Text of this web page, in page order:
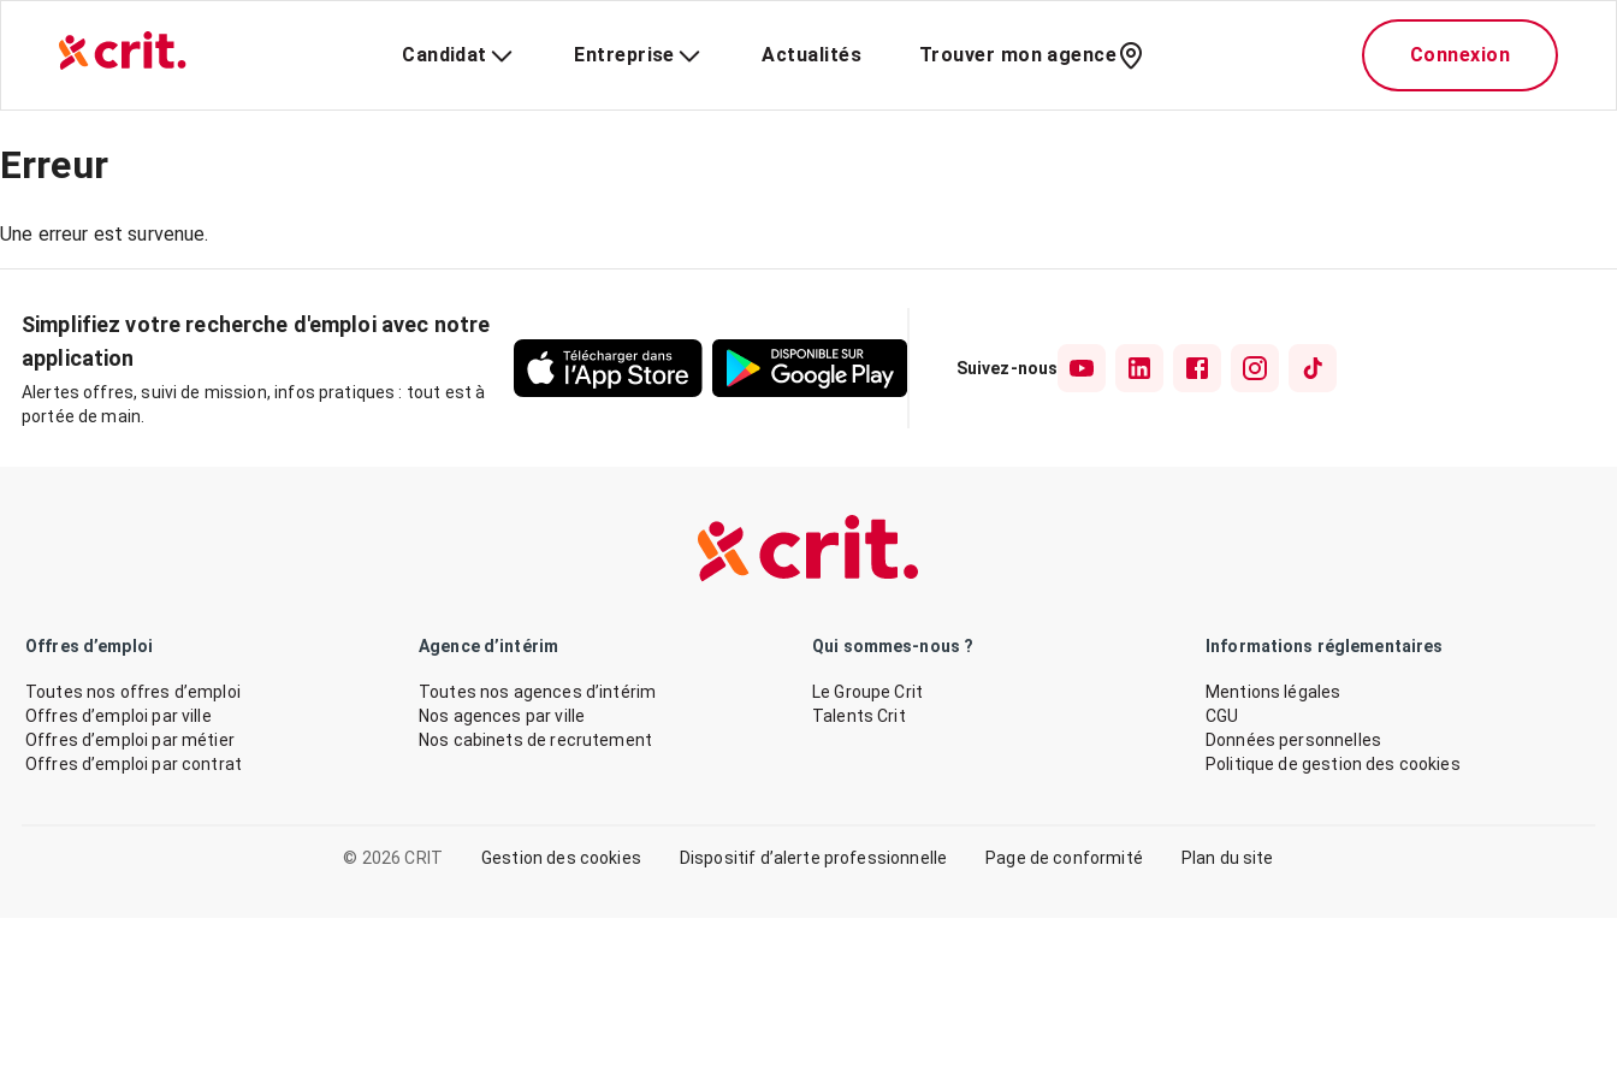
Candidat Entreprise Actualités Trouver mon agence Connexion
Erreur
Une erreur est survenue.
Simplifiez votre recherche d'emploi avec notre
application
Alertes offres, suivi de mission, infos pratiques : tout est à
portée de main.
Suivez-nous
Offres d’emploi
Toutes nos offres d’emploi
Offres d’emploi par ville
Offres d’emploi par métier
Offres d’emploi par contrat
Agence d’intérim
Toutes nos agences d’intérim
Nos agences par ville
Nos cabinets de recrutement
Qui sommes-nous ?
Le Groupe Crit
Talents Crit
Informations réglementaires
Mentions légales
CGU
Données personnelles
Politique de gestion des cookies
© 2026 CRIT Gestion des cookies Dispositif d’alerte professionnelle Page de conformité Plan du site